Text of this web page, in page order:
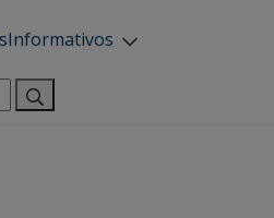
Informativos